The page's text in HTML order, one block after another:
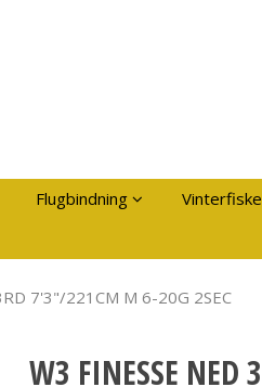
Flugbindning Vinterfiske
7'3"/221CM M 6-20G 2SEC
W3 FINESSE